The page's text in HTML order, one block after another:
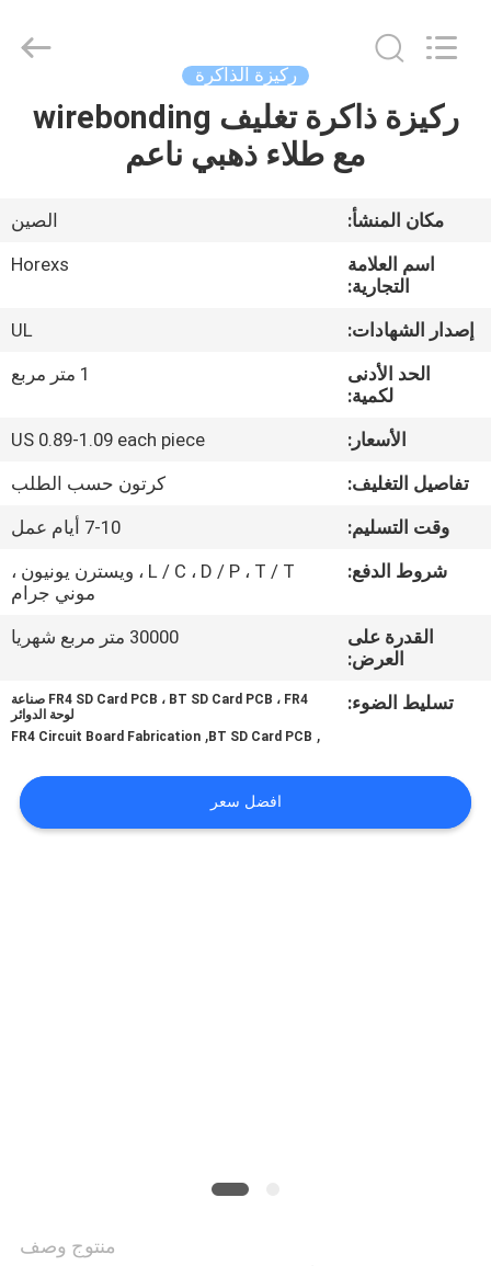
الصفحة
منتجات
معلومات
عنا
المعمل
مراقبة
الجودة
اتصل
اطلب
Co.,Ltd..
ركيزة الذاكرة
ركيزة ذاكرة تغليف wirebonding
مع طلاء ذهبي ناعم
مكان المنشأ:
الصين
اسم العلامة
التجارية:
Horexs
إصدار الشهادات:
UL
الحد الأدنى
لكمية:
1 متر مربع
الأسعار:
US 0.89-1.09 each piece
تفاصيل التغليف:
كرتون حسب الطلب
وقت التسليم:
7-10 أيام عمل
شروط الدفع:
L / C ، D / P ، T / T ، ويسترن يونيون ،
موني جرام
القدرة على
العرض:
30000 متر مربع شهريا
تسليط الضوء:
FR4 SD Card PCB ، BT SD Card PCB ، FR4 صناعة
لوحة الدوائر
,
BT SD Card PCB
,
FR4 Circuit Board Fabrication
افضل سعر
منتوج وصف